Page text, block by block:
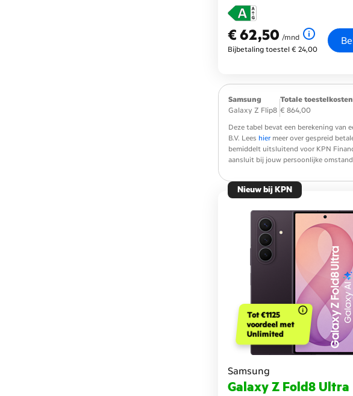
€ 62,50
€ 62,50
per maand
/mnd
Bijbetaling toestel € 24,00
Samsung
Galaxy Z Flip8
Totale toestelkosten
€ 864,00
Deze tabel bevat een berekening van
B.V. Lees hier meer over gespreid
bemiddelt uitsluitend voor KPN
aansluit bij jouw persoonlijke
Tot €1125
voordeel met
Unlimited
Samsung
Galaxy Z Fold8 Ultra
Nieuw bij KPN